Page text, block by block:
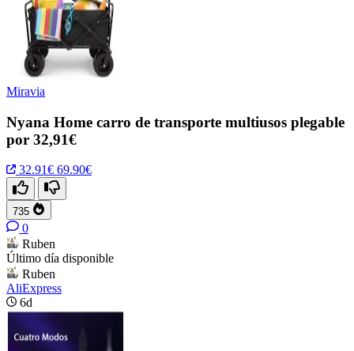
Miravia
Nyana Home carro de transporte multiusos plegable
por 32,91€
32.91€ 69.90€
735
0
Ruben
Último día disponible
Ruben
AliExpress
6d